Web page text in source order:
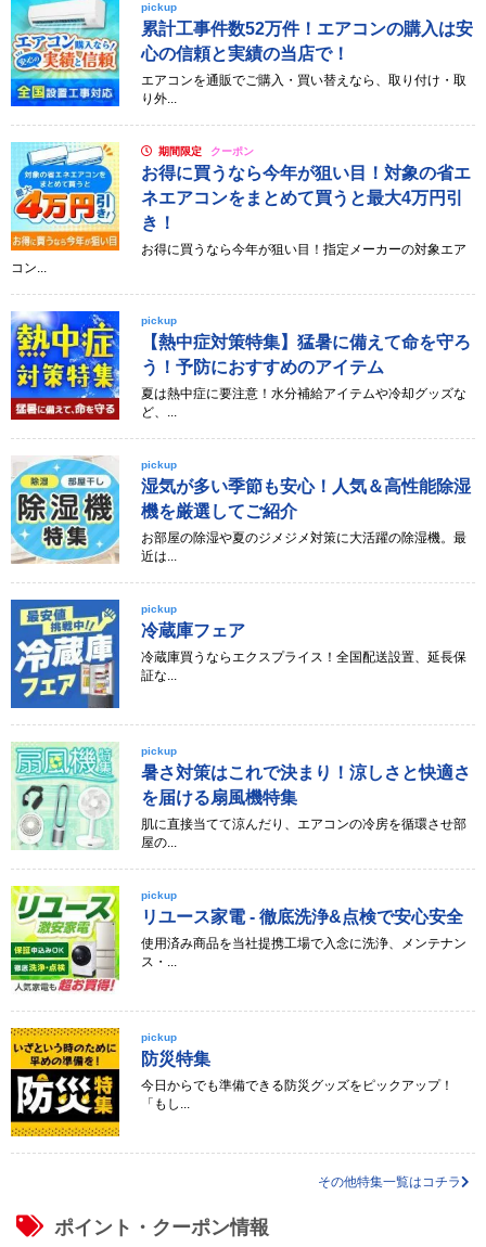
pickup
累計工事件数52万件！エアコンの購入は安
心の信頼と実績の当店で！
エアコンを通販でご購入・買い替えなら、取り付け・取
り外...
期間限定 クーポン
お得に買うなら今年が狙い目！対象の省エ
ネエアコンをまとめて買うと最大4万円引
き！
お得に買うなら今年が狙い目！指定メーカーの対象エア
コン...
pickup
【熱中症対策特集】猛暑に備えて命を守ろ
う！予防におすすめのアイテム
夏は熱中症に要注意！水分補給アイテムや冷却グッズな
ど、...
pickup
湿気が多い季節も安心！人気＆高性能除湿
機を厳選してご紹介
お部屋の除湿や夏のジメジメ対策に大活躍の除湿機。最
近は...
pickup
冷蔵庫フェア
冷蔵庫買うならエクスプライス！全国配送設置、延長保
証な...
pickup
暑さ対策はこれで決まり！涼しさと快適さ
を届ける扇風機特集
肌に直接当てて涼んだり、エアコンの冷房を循環させ部
屋の...
pickup
リユース家電 - 徹底洗浄&点検で安心安全
使用済み商品を当社提携工場で入念に洗浄、メンテナン
ス・...
pickup
防災特集
今日からでも準備できる防災グッズをピックアップ！
「もし...
その他特集一覧はコチラ
ポイント・クーポン情報